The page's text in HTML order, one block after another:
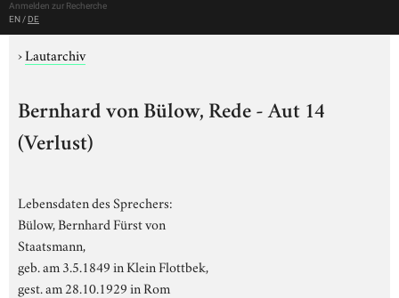
Anmelden zur Recherche
EN / DE
›Lautarchiv
Bernhard von Bülow, Rede - Aut 14
(Verlust)
Lebensdaten des Sprechers:
Bülow, Bernhard Fürst von
Staatsmann,
geb. am 3.5.1849 in Klein Flottbek,
gest. am 28.10.1929 in Rom